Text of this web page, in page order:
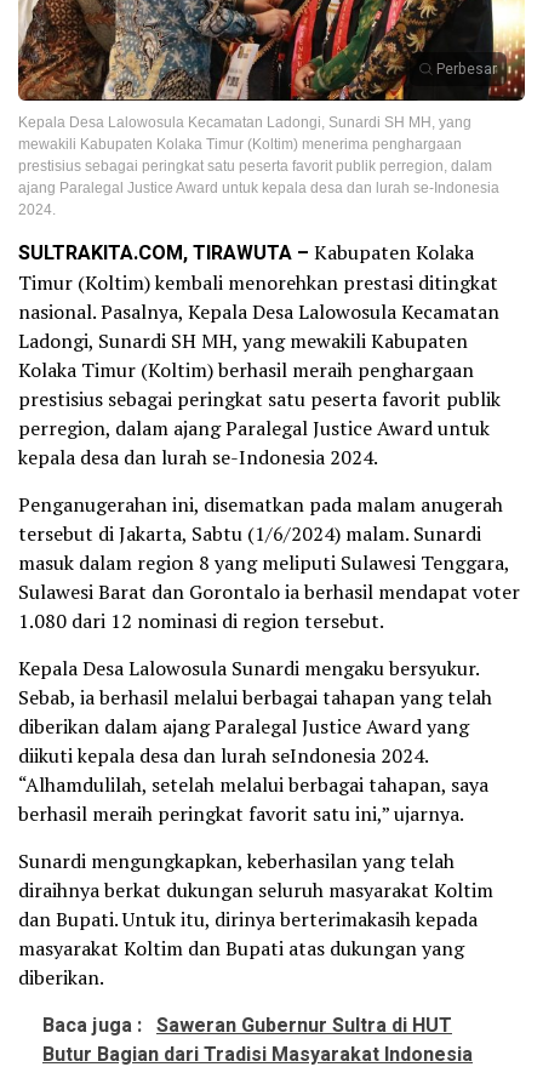
Perbesar
Kepala Desa Lalowosula Kecamatan Ladongi, Sunardi SH MH, yang
mewakili Kabupaten Kolaka Timur (Koltim) menerima penghargaan
prestisius sebagai peringkat satu peserta favorit publik perregion, dalam
ajang Paralegal Justice Award untuk kepala desa dan lurah se-Indonesia
2024.
SULTRAKITA.COM, TIRAWUTA – Kabupaten Kolaka
Timur (Koltim) kembali menorehkan prestasi ditingkat
nasional. Pasalnya, Kepala Desa Lalowosula Kecamatan
Ladongi, Sunardi SH MH, yang mewakili Kabupaten
Kolaka Timur (Koltim) berhasil meraih penghargaan
prestisius sebagai peringkat satu peserta favorit publik
perregion, dalam ajang Paralegal Justice Award untuk
kepala desa dan lurah se-Indonesia 2024.
Penganugerahan ini, disematkan pada malam anugerah
tersebut di Jakarta, Sabtu (1/6/2024) malam. Sunardi
masuk dalam region 8 yang meliputi Sulawesi Tenggara,
Sulawesi Barat dan Gorontalo ia berhasil mendapat voter
1.080 dari 12 nominasi di region tersebut.
Kepala Desa Lalowosula Sunardi mengaku bersyukur.
Sebab, ia berhasil melalui berbagai tahapan yang telah
diberikan dalam ajang Paralegal Justice Award yang
diikuti kepala desa dan lurah seIndonesia 2024.
“Alhamdulilah, setelah melalui berbagai tahapan, saya
berhasil meraih peringkat favorit satu ini,” ujarnya.
Sunardi mengungkapkan, keberhasilan yang telah
diraihnya berkat dukungan seluruh masyarakat Koltim
dan Bupati. Untuk itu, dirinya berterimakasih kepada
masyarakat Koltim dan Bupati atas dukungan yang
diberikan.
Baca juga : Saweran Gubernur Sultra di HUT
Butur Bagian dari Tradisi Masyarakat Indonesia